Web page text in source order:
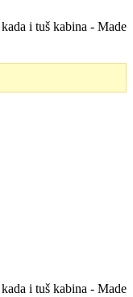
i tuš kabina - Made
i tuš kabina - Made